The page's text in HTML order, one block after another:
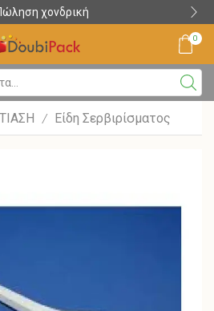
χονδρική
0
/ Είδη Σερβιρίσματος